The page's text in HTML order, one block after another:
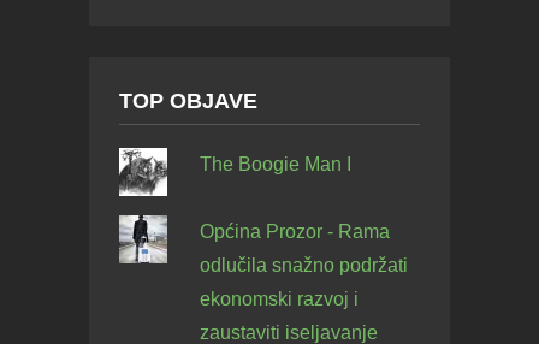
TOP OBJAVE
The Boogie Man I
Općina Prozor - Rama
odlučila snažno podržati
ekonomski razvoj i
zaustaviti iseljavanje